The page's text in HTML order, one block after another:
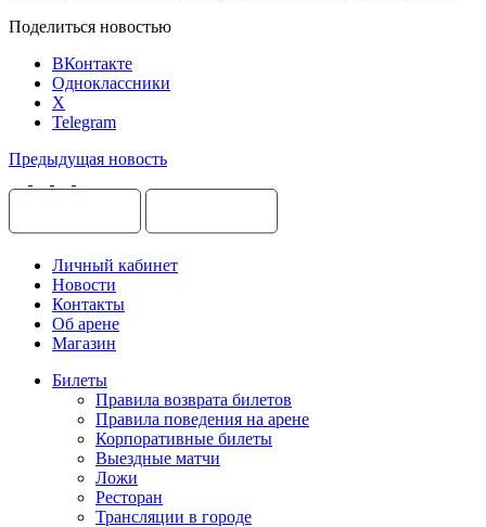
Поделиться новостью
ВКонтакте
Одноклассники
X
Telegram
Предыдущая новость
Личный кабинет
Новости
Контакты
Об арене
Магазин
Билеты
Правила возврата билетов
Правила поведения на арене
Корпоративные билеты
Выездные матчи
Ложи
Ресторан
Трансляции в городе